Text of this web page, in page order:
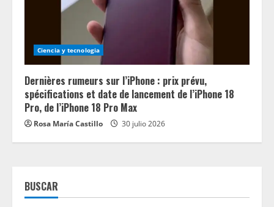
Ciencia y tecnologia
Dernières rumeurs sur l’iPhone : prix prévu,
spécifications et date de lancement de l’iPhone 18
Pro, de l’iPhone 18 Pro Max
Rosa María Castillo 30 julio 2026
BUSCAR